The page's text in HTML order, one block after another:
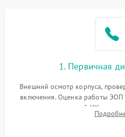
1. Первичная
Внешний осмотр корпуса,
включения. Оценка работы
проверка встроенной ИК-
прицельной сетки. Выявление